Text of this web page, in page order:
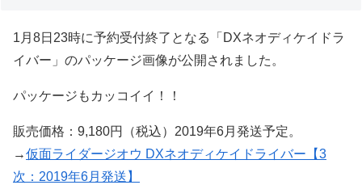
1月8日23時に予約受付終了となる「DXネオディケイドラ
イバー」のパッケージ画像が公開されました。
パッケージもカッコイイ！！
販売価格：9,180円（税込）2019年6月発送予定。
→仮面ライダージオウ DXネオディケイドライバー【3
次：2019年6月発送】